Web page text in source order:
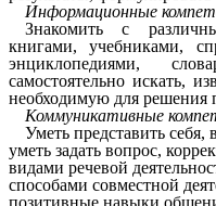
Информационные
Знакомить с
книгами, учебниками,
энциклопедиями,
самостоятельно искать,
необходимую для решения
Коммуникативные
Уметь представить
уметь задать вопрос,
видами речевой
способами совместной